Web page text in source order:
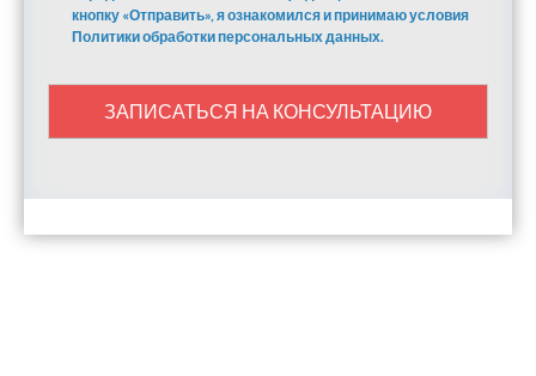
кнопку «Отправить», я ознакомился и принимаю условия
Политики обработки персональных данных.
ЗАПИСАТЬСЯ НА КОНСУЛЬТАЦИЮ